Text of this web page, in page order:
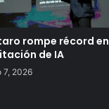
rompe récord en
de IA
7, 2026